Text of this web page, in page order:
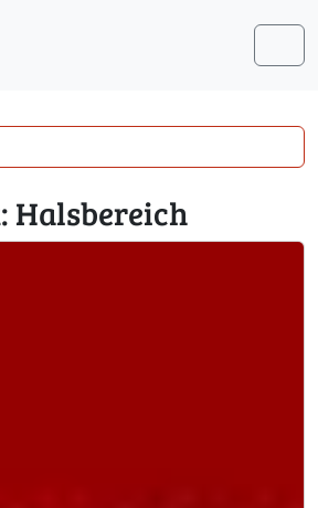
Halsbereich